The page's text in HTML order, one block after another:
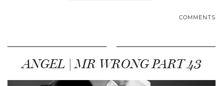
COMMENTS
ANGEL | MR WRONG PART 43